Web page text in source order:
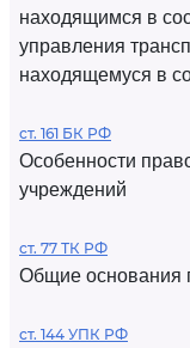
находящимся в
управления
находящемуся в
ст. 161 БК РФ
Особенности
учреждений
ст. 77 ТК РФ
Общие основания
ст. 144 УПК РФ